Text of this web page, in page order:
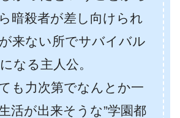
暗殺者が差し向けられ
来ない所でサバイバル
なる主人公。
も力次第でなんとか一
活が出来そうな”学園都